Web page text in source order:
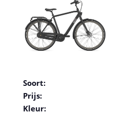
Soort:
Prijs:
Kleur: